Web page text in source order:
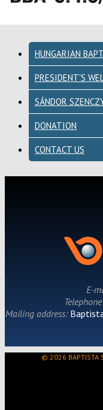
HUNGARIAN
PRESIDENT'S
SÁNDOR
DONATION
CONTACT US
E-
Mailing address:
© 2026 BAPTISTA